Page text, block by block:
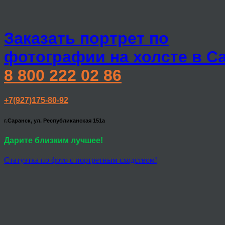
Заказать портрет по
фотографии на холсте в
8 800 222 02 86
+7(927)175-80-92
г.Саранск, ул. Республиканская 151а
Дарите близким лучшее!
Статуэтка по фото с портретным сходством!